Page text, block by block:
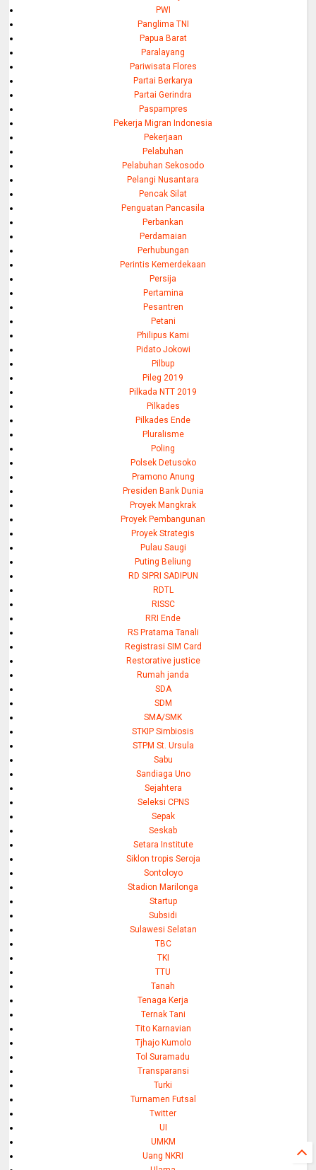
PWI
Panglima TNI
Papua Barat
Paralayang
Pariwisata Flores
Partai Berkarya
Partai Gerindra
Paspampres
Pekerja Migran Indonesia
Pekerjaan
Pelabuhan
Pelabuhan Sekosodo
Pelangi Nusantara
Pencak Silat
Penguatan Pancasila
Perbankan
Perdamaian
Perhubungan
Perintis Kemerdekaan
Persija
Pertamina
Pesantren
Petani
Philipus Kami
Pidato Jokowi
Pilbup
Pileg 2019
Pilkada NTT 2019
Pilkades
Pilkades Ende
Pluralisme
Poling
Polsek Detusoko
Pramono Anung
Presiden Bank Dunia
Proyek Mangkrak
Proyek Pembangunan
Proyek Strategis
Pulau Saugi
Puting Beliung
RD SIPRI SADIPUN
RDTL
RISSC
RRI Ende
RS Pratama Tanali
Registrasi SIM Card
Restorative justice
Rumah janda
SDA
SDM
SMA/SMK
STKIP Simbiosis
STPM St. Ursula
Sabu
Sandiaga Uno
Sejahtera
Seleksi CPNS
Sepak
Seskab
Setara Institute
Siklon tropis Seroja
Sontoloyo
Stadion Marilonga
Startup
Subsidi
Sulawesi Selatan
TBC
TKI
TTU
Tanah
Tenaga Kerja
Ternak Tani
Tito Karnavian
Tjhajo Kumolo
Tol Suramadu
Transparansi
Turki
Turnamen Futsal
Twitter
UI
UMKM
Uang NKRI